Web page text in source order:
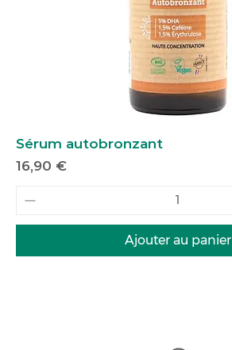
Sérum autobronzant
Prix
16,90 €
Ajouter au panier